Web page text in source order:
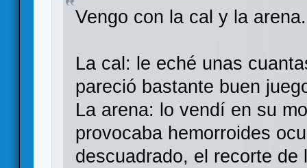
Vengo con la cal y la arena.
La cal: le eché unas
pareció bastante buen
La arena: lo vendí en su
provocaba hemorroides
descuadrado, el recorte